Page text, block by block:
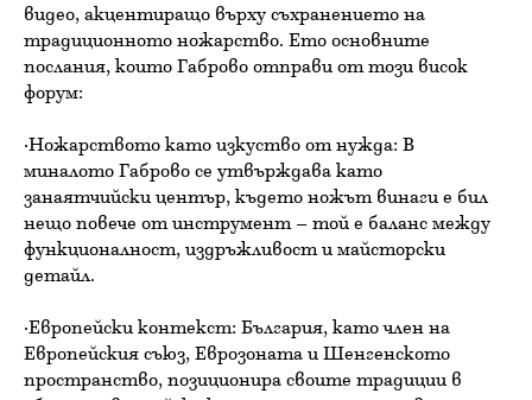
видео, акцентиращо върху съхранението на
традиционното ножарство. Ето основните
послания, които Габрово отправи от този висок
форум:
·Ножарството като изкуство от нужда: В
миналото Габрово се утвърждава като
занаятчийски център, където ножът винаги е бил
нещо повече от инструмент – той е баланс между
функционалност, издръжливост и майсторски
детайл.
·Европейски контекст: България, като член на
Европейския съюз, Еврозоната и Шенгенското
пространство, позиционира своите традиции в